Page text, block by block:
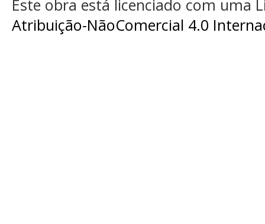
Este obra está licenciado com uma
Atribuição-NãoComercial 4.0